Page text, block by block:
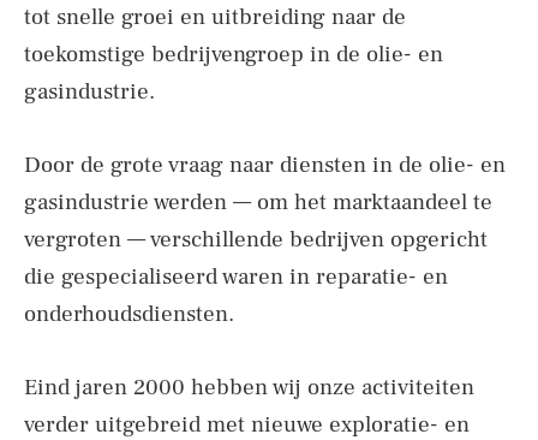
tot snelle groei en uitbreiding naar de
toekomstige bedrijvengroep in de olie- en
gasindustrie.
Door de grote vraag naar diensten in de olie- en
gasindustrie werden — om het marktaandeel te
vergroten — verschillende bedrijven opgericht
die gespecialiseerd waren in reparatie- en
onderhoudsdiensten.
Eind jaren 2000 hebben wij onze activiteiten
verder uitgebreid met nieuwe exploratie- en